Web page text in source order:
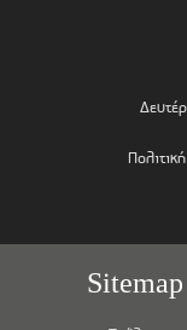
Sitemap